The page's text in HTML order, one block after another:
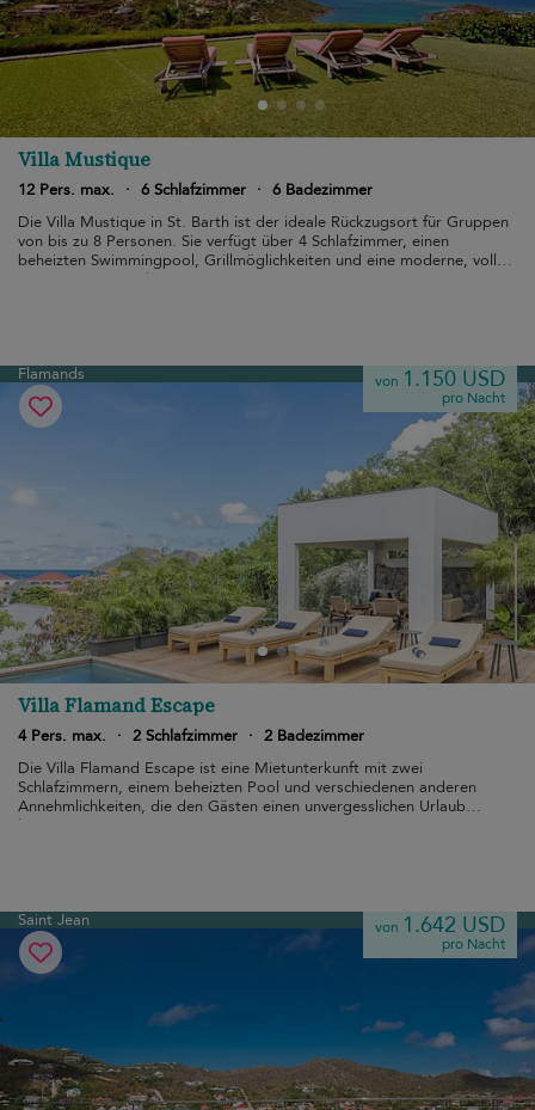
Villa Mustique
12 Pers. max. · 6 Schlafzimmer · 6 Badezimmer
Die Villa Mustique in St. Barth ist der ideale Rückzugsort für Gruppen
von bis zu 8 Personen. Sie verfügt über 4 Schlafzimmer, einen
beheizten Swimmingpool, Grillmöglichkeiten und eine moderne, voll
ausgestattete Küche.
Flamands von 1.150 USD
pro Nacht
Villa Flamand Escape
4 Pers. max. · 2 Schlafzimmer · 2 Badezimmer
Die Villa Flamand Escape ist eine Mietunterkunft mit zwei
Schlafzimmern, einem beheizten Pool und verschiedenen anderen
Annehmlichkeiten, die den Gästen einen unvergesslichen Urlaub
bieten.
Saint Jean von 1.642 USD
pro Nacht